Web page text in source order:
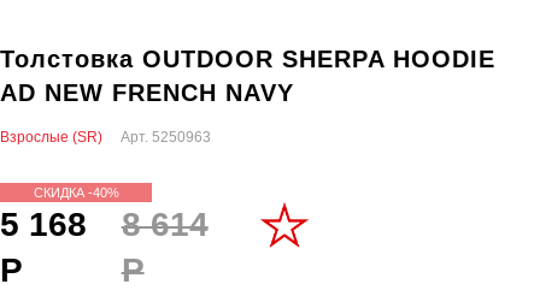
Толстовка OUTDOOR SHERPA HOODIE
AD NEW FRENCH NAVY
Взрослые (SR) Арт. 5250963
СКИДКА -40%
5 168
Р
8 614
Р